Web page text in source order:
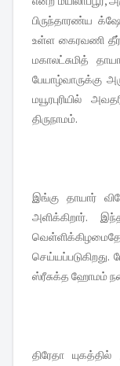
பிருந்தாரண்ய
உள்ள கைரவணி
மகாலட்சுமித்
பேயாழ்வாருக்கு
மயூரபுரியில்
திருநாமம்.
இங்கு தாயார்
அளிக்கிறார்.
ஸ்ரீசுக்த ஹோமம்
திரேதா